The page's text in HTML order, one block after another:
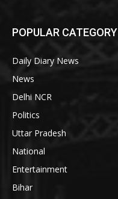
POPULAR CATEGORY
Daily Diary News
News
Delhi NCR
Politics
Uttar Pradesh
National
Entertainment
Bihar